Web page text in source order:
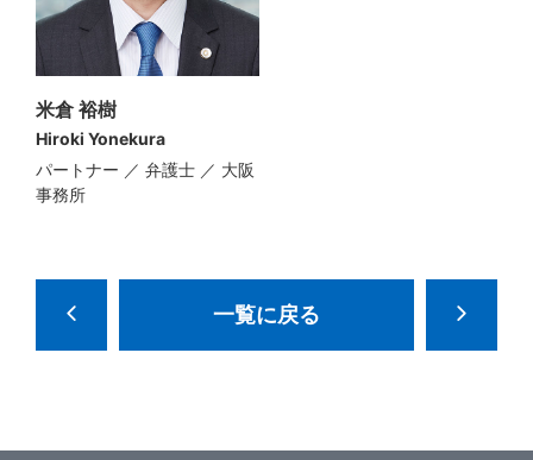
米倉 裕樹
Hiroki Yonekura
パートナー ／ 弁護士 ／ 大阪
事務所
一覧に戻る